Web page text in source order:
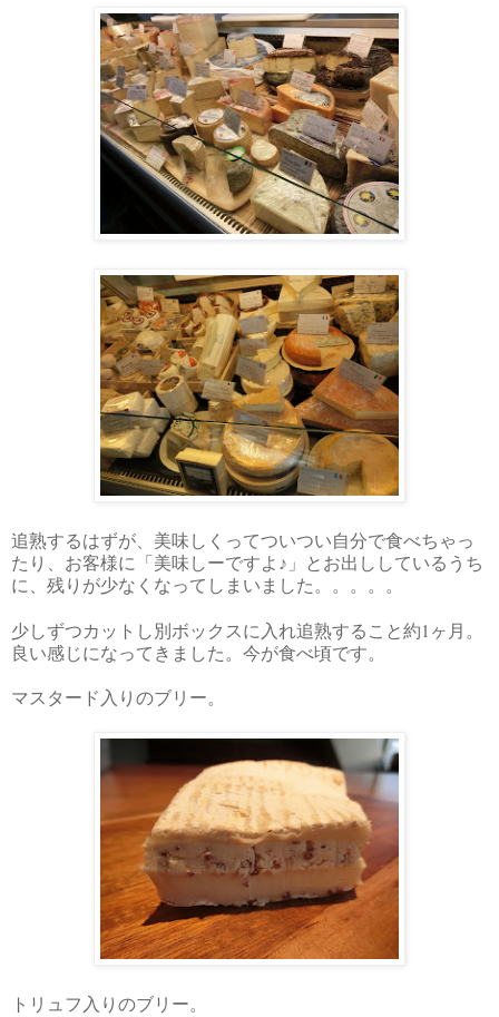
追熟するはずが、美味しくってついつい自分で食べちゃっ
たり、お客様に「美味しーですよ♪」とお出ししているうち
に、残りが少なくなってしまいました。。。。。
少しずつカットし別ボックスに入れ追熟すること約1 ヶ月。
良い感じになってきました。今が食べ頃です。
マスタード入りのブリー。
トリュフ入りのブリー。